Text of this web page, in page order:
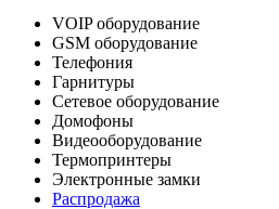
VOIP оборудование
GSM оборудование
Телефония
Гарнитуры
Сетевое оборудование
Домофоны
Видеооборудование
Термопринтеры
Электронные замки
Распродажа